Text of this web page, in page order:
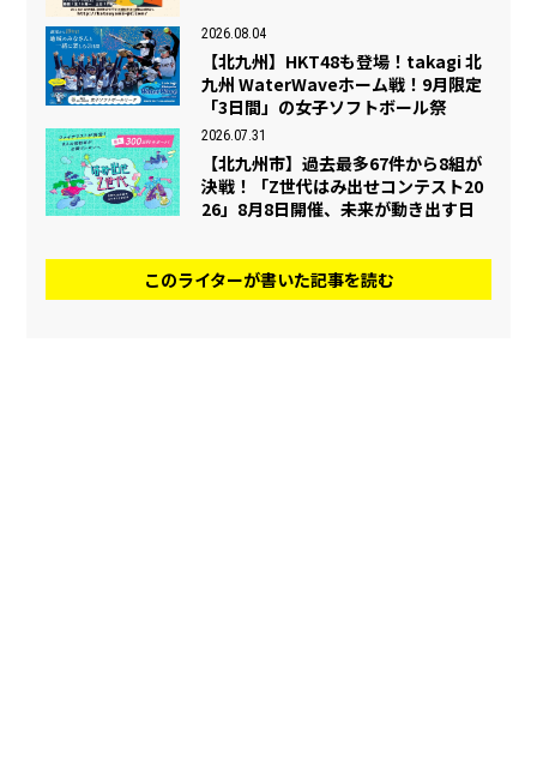
2026.08.04
【北九州】HKT48も登場！takagi 北
九州 WaterWaveホーム戦！9月限定
「3日間」の女子ソフトボール祭
2026.07.31
【北九州市】過去最多67件から8組が
決戦！「Z世代はみ出せコンテスト20
26」8月8日開催、未来が動き出す日
このライターが書いた記事を読む